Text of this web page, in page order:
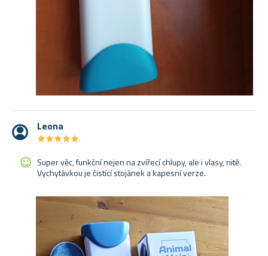
Leona
★★★★★
★★★★★
Super věc, funkční nejen na zvířecí chlupy, ale i vlasy, nitě.
Vychytávkou je čistící stojánek a kapesní verze.